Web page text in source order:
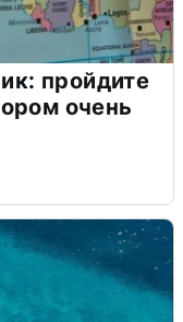
пройдите
очень